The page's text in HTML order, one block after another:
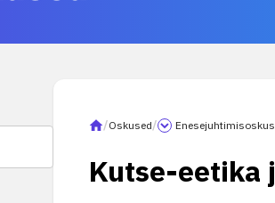
/Oskused/
Kutse-eetika